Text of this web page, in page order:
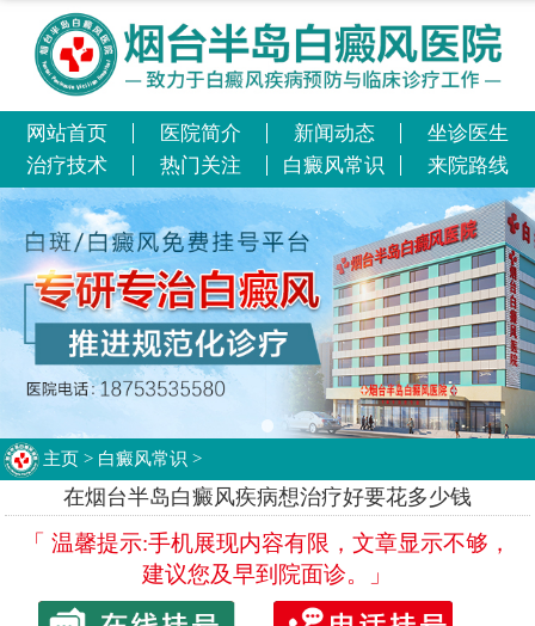
网站首页 医院简介 新闻动态
坐诊医生
治疗技术
热门关注 白癜风常识 来院路线
主页 > 白癜风常识 >
在烟台半岛白癜风疾病想治疗好要花多少钱
「 温馨提示:手机展现内容有限，文章显示不够，
建议您及早到院面诊。」